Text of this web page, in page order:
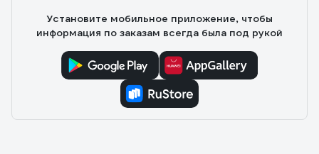
Установите мобильное приложение, чтобы
информация по заказам всегда была под рукой